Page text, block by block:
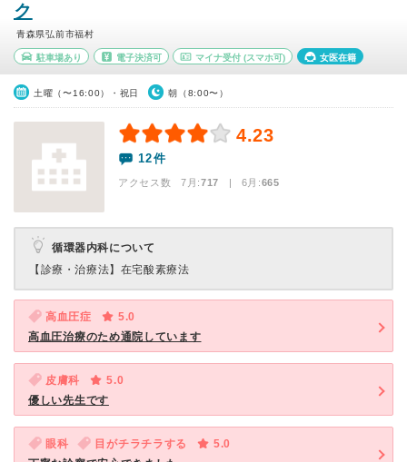
ク
青森県弘前市福村
駐車場あり 電子決済可 マイナ受付 (スマホ可) 女医在籍
土曜（〜16:00）・祝日 朝（8:00〜）
4.23
12件
アクセス数 7月:717 | 6月:665
循環器内科について
【診療・治療法】 在宅酸素療法
高血圧症
5.0
高血圧治療のため通院しています
皮膚科
5.0
優しい先生です
眼科 目がチラチラする
5.0